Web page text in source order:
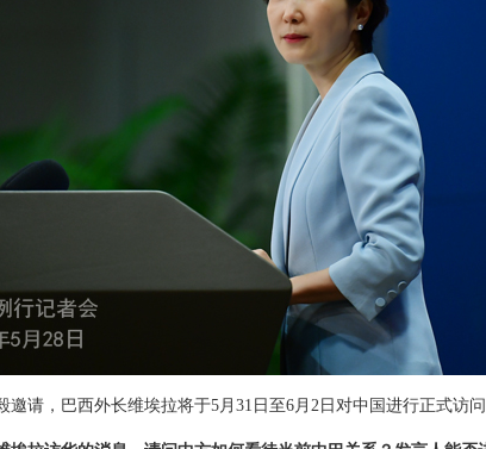
邀请，巴西外长维埃拉将于5月31日至6月2日对中国进行正式访